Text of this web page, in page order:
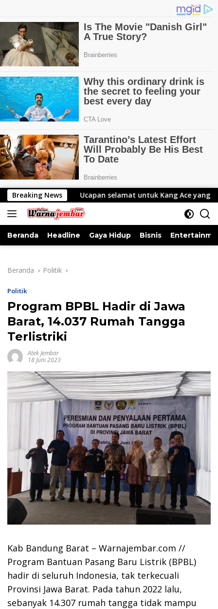
Langsung
ke
konten
Breaking News
untuk Kang Ace yang Telah Resmi Menjabat Gubernur
Beranda Headline Gaya Hidup Bisnis
Beranda Politik
Politik
Program BPBL Hadir di Jawa
Barat, 14.037 Rumah Tangga
Terlistriki
Atek Jembar
18 Juni 2023
Kab Bandung Barat – Warnajembar.com //
Program Bantuan Pasang Baru Listrik (BPBL)
hadir di seluruh Indonesia, tak terkecuali
Provinsi Jawa Barat. Pada tahun 2022 lalu,
sebanyak 14.307 rumah tangga tidak mampu